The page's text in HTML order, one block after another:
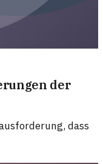
der
dass
stehen. Was